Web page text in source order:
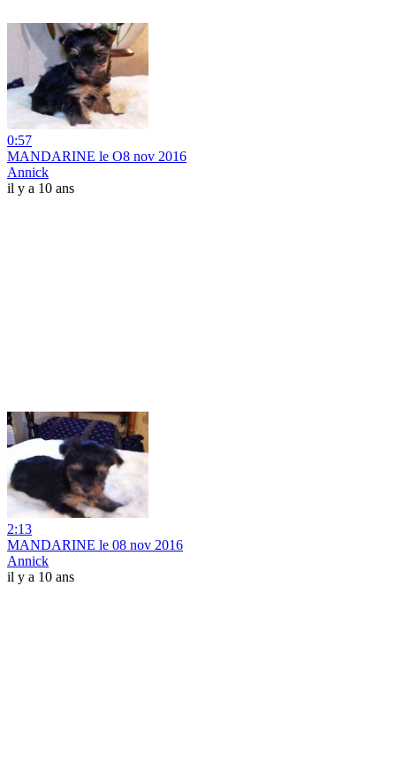
0:57
MANDARINE le O8 nov 2016
Annick
il y a 10 ans
2:13
MANDARINE le 08 nov 2016
Annick
il y a 10 ans